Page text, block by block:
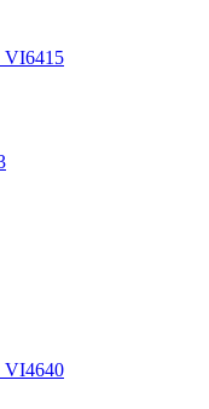
VI6415
VI4640